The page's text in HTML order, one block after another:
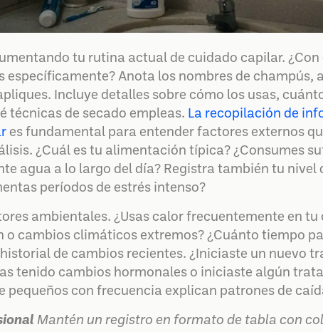
tu rutina actual de cuidado capilar.
específicamente? Anota los nombres de
Incluye detalles sobre cómo los usas,
técnicas de secado empleas. La recopilación de
es fundamental para entender factores externos
¿Cuál es tu alimentación típica? ¿Consumes
agua a lo largo del día? Registra también tu nivel
períodos de estrés intenso?
ambientales. ¿Usas calor frecuentemente en tu
cambios climáticos extremos? ¿Cuánto tiempo
de cambios recientes. ¿Iniciaste un nuevo
tenido cambios hormonales o iniciaste algún
pequeños con frecuencia explican patrones de
Mantén un registro en formato de tabla con